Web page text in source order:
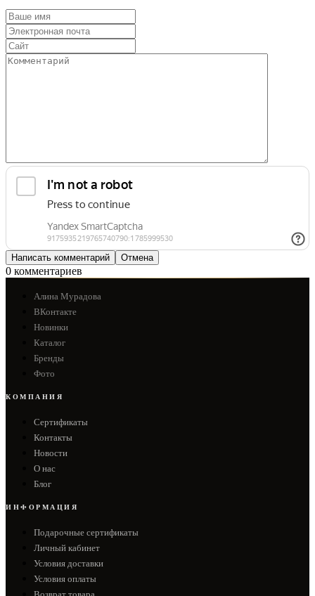
0 комментариев
Алина Мурадова
ВКонтакте
Новинки
Каталог
Бренды
Фото
КОМПАНИЯ
Сертификаты
Контакты
Новости
О нас
Блог
ИНФОРМАЦИЯ
Подарочные сертификаты
Личный кабинет
Условия доставки
Условия оплаты